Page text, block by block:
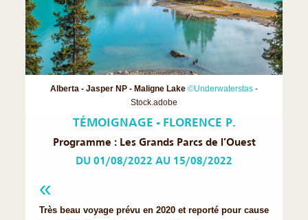
Alberta - Jasper NP - Maligne Lake ©Underwaterstas -
Stock.adobe
TÉMOIGNAGE - FLORENCE P.
Programme : Les Grands Parcs de l’Ouest
DU 01/08/2022 AU 15/08/2022
Très beau voyage prévu en 2020 et reporté pour cause